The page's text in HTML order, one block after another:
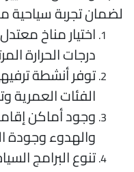
تجربة سياحية
اختيار مناخ معتدل
درجات الحرارة
توفر أنشطة
الفئات العمرية
وجود أماكن
والهدوء وجودة
تنوع البرامج